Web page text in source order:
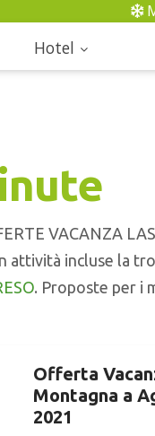
Hotel
VACANZA
attività incluse la
. Proposte per i
Offerta
Montagna a
2021